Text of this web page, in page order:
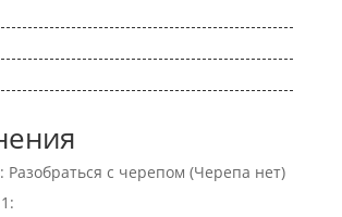
с черепом (Черепа нет)